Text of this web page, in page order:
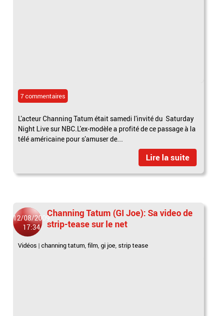
7 commentaires
L'acteur Channing Tatum était samedi l'invité du Saturday
Night Live sur NBC.L'ex-modèle a profité de ce passage à la
télé américaine pour s'amuser de...
Lire la suite
12/08/2009
17:34
Channing Tatum (GI Joe): Sa video de
strip-tease sur le net
Vidéos |channing tatum,film,gi joe,strip tease